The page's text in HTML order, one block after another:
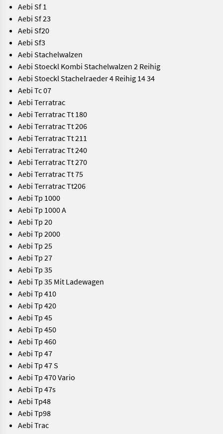
Aebi Sf 1
Aebi Sf 23
Aebi Sf20
Aebi Sf3
Aebi Stachelwalzen
Aebi Stoeckl Kombi Stachelwalzen 2 Reihig
Aebi Stoeckl Stachelraeder 4 Reihig 14 34
Aebi Tc 07
Aebi Terratrac
Aebi Terratrac Tt 180
Aebi Terratrac Tt 206
Aebi Terratrac Tt 211
Aebi Terratrac Tt 240
Aebi Terratrac Tt 270
Aebi Terratrac Tt 75
Aebi Terratrac Tt206
Aebi Tp 1000
Aebi Tp 1000 A
Aebi Tp 20
Aebi Tp 2000
Aebi Tp 25
Aebi Tp 27
Aebi Tp 35
Aebi Tp 35 Mit Ladewagen
Aebi Tp 410
Aebi Tp 420
Aebi Tp 45
Aebi Tp 450
Aebi Tp 460
Aebi Tp 47
Aebi Tp 47 S
Aebi Tp 470 Vario
Aebi Tp 47s
Aebi Tp48
Aebi Tp98
Aebi Trac